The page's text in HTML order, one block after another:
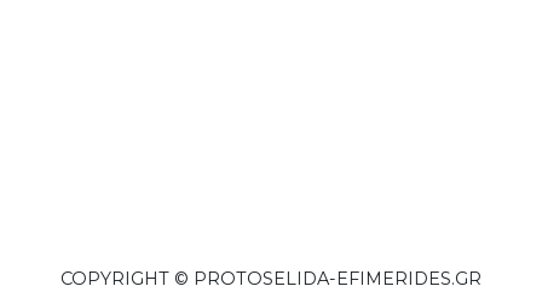
COPYRIGHT © PROTOSELIDA-EFIMERIDES.GR